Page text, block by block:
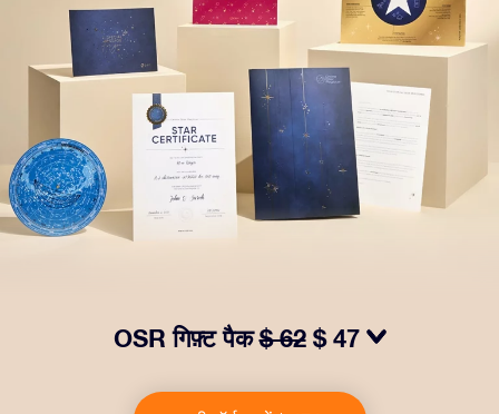
OSR गिफ़्ट पैक$ 62 $ 47
लिफ़ाफ़ा, आपकी पसंद से तैयार दस्तावेज़, साथ ही डिजिटल दस्तावेज़